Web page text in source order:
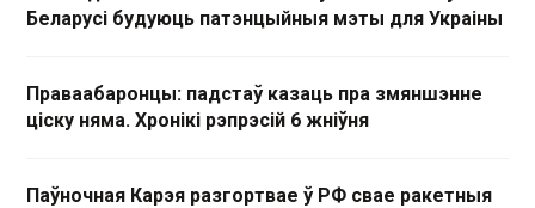
Беларусі будуюць патэнцыйныя мэты для Украіны
Праваабаронцы: падстаў казаць пра змяншэнне
ціску няма. Хронікі рэпрэсій 6 жніўня
Паўночная Карэя разгортвае ў РФ свае ракетныя